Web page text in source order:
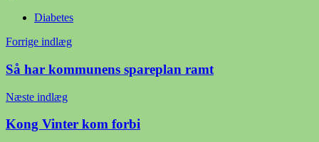
Diabetes
Indlægsnavigation
Forrige indlæg
Så har kommunens spareplan ramt
Næste indlæg
Kong Vinter kom forbi